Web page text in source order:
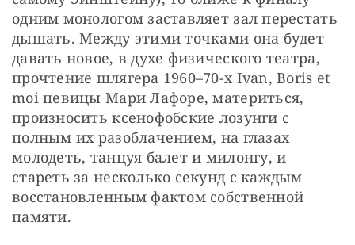
одним монологом заставляет зал перестать
дышать. Между этими точками она будет
давать новое, в духе физического театра,
прочтение шлягера 1960–70-х Ivan, Boris et
moi певицы Мари Лафоре, материться,
произносить ксенофобские лозунги с
полным их разоблачением, на глазах
молодеть, танцуя балет и милонгу, и
стареть за несколько секунд с каждым
восстановленным фактом собственной
памяти.